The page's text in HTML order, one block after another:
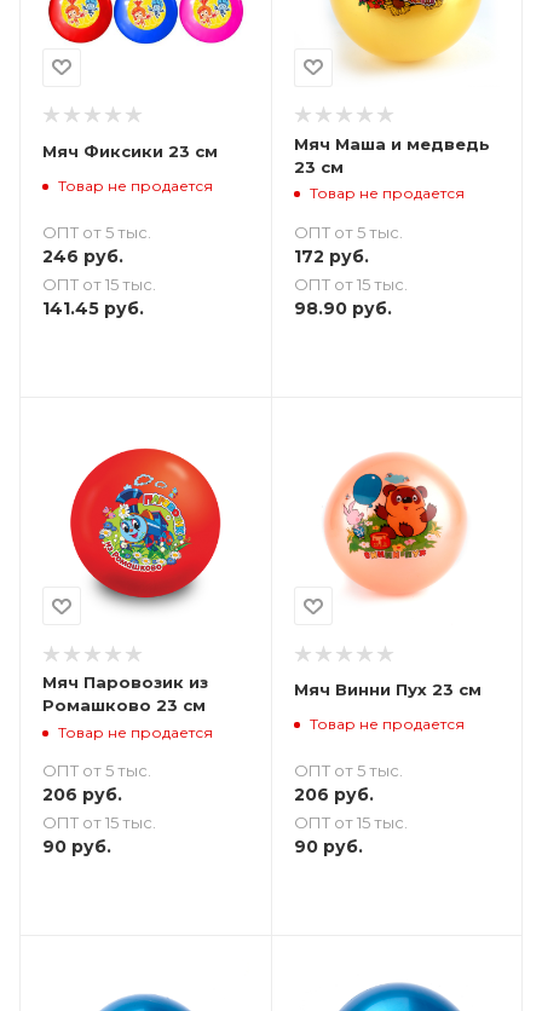
Мяч Фиксики 23 см
Товар не продается
ОПТ от 5 тыс.
246 руб.
ОПТ от 15 тыс.
141.45 руб.
Мяч Маша и медведь
23 см
Товар не продается
ОПТ от 5 тыс.
172 руб.
ОПТ от 15 тыс.
98.90руб.
Мяч Паровозик из
Ромашково 23 см
Товар не продается
ОПТ от 5 тыс.
206 руб.
ОПТ от 15 тыс.
90 руб.
Мяч Винни Пух 23 см
Товар не продается
ОПТ от 5 тыс.
206 руб.
ОПТ от 15 тыс.
90руб.